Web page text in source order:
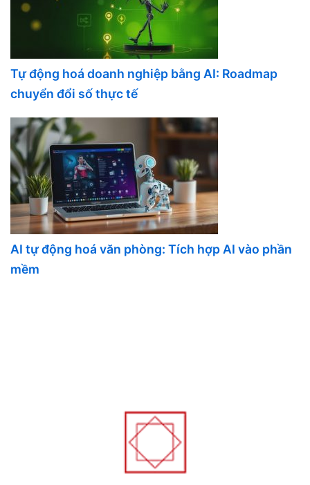
Tự động hoá doanh nghiệp bằng AI: Roadmap
chuyển đổi số thực tế
AI tự động hoá văn phòng: Tích hợp AI vào phần
mềm